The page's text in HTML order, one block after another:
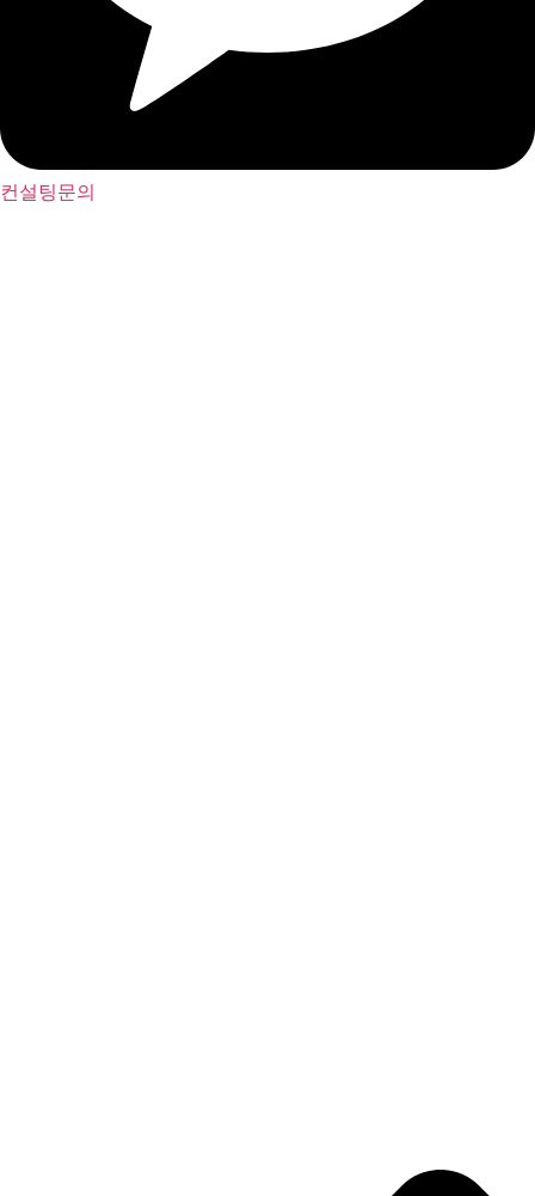
컨설팅문의